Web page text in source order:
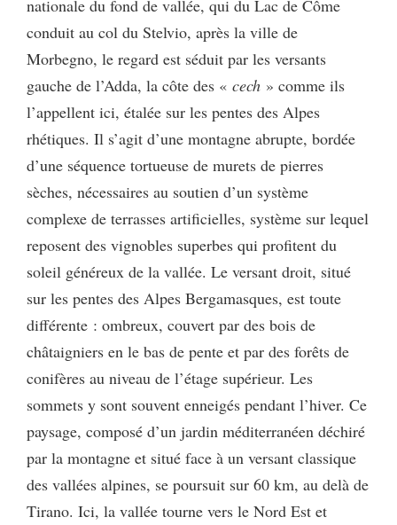
nationale du fond de vallée, qui du Lac de Côme
conduit au col du Stelvio, après la ville de
Morbegno, le regard est séduit par les versants
gauche de l’Adda, la côte des « cech » comme ils
l’appellent ici, étalée sur les pentes des Alpes
rhétiques. Il s’agit d’une montagne abrupte, bordée
d’une séquence tortueuse de murets de pierres
sèches, nécessaires au soutien d’un système
complexe de terrasses artificielles, système sur lequel
reposent des vignobles superbes qui profitent du
soleil généreux de la vallée. Le versant droit, situé
sur les pentes des Alpes Bergamasques, est toute
différente : ombreux, couvert par des bois de
châtaigniers en le bas de pente et par des forêts de
conifères au niveau de l’étage supérieur. Les
sommets y sont souvent enneigés pendant l’hiver. Ce
paysage, composé d’un jardin méditerranéen déchiré
par la montagne et situé face à un versant classique
des vallées alpines, se poursuit sur 60 km, au delà de
Tirano. Ici, la vallée tourne vers le Nord Est et